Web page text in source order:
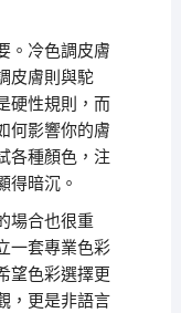
。冷色調皮膚
皮膚則與駝
硬性規則，而
何影響你的膚
各種顏色，注
得暗沉。
場合也很重
一套專業色彩
望色彩選擇更
，更是非語言